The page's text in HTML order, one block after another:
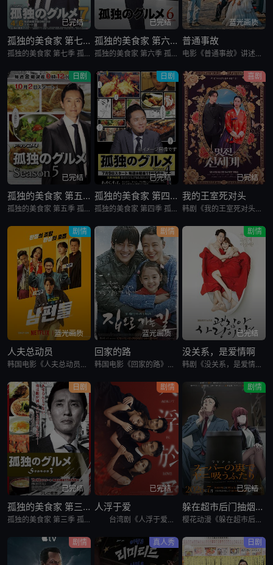
已完结
孤独的美食家 第七季
孤独的美食家 第七季 孤独のグルメ Season7是2018上映的剧情日剧。2012年1月，深夜开始悄悄播放的“孤独的美食家”终于迎来第7季了！众所周知，上季season 6从大阪的味道开始播出，但这次season 7重返初心，并开始与市井中不为人知的奇妙美食相遇。在“孤独的
已完结
孤独的美食家 第六季
孤独的美食家 第六季 孤独のグルメ Season6是2017剧情日剧。由久住昌之创作、谷口治郎作画，从1994年到1996年在扶桑社《月刊PANJA》杂志上连载的漫画。 讲述的是一名个人经营进口杂货商店的男子井之头五郎，在工作间隙前往餐馆当中吃饭的场景的故事。
蓝光画质
普通事故
电影《普通事故》讲述了，一场看似微不足道的事故，却引发连锁反应，导致事态不断升级。
日剧
已完结
孤独的美食家 第五季
孤独的美食家 第五季 孤独のグルメ Season5是2015剧情日剧。松重丰饰演的主人公井之头五郎，借工作之便在出差地周边的美食店驻足，自由享用想吃的美食并度过自在时光。《孤独的美食家 第五季》就是这样的一档美食纪录片。 五郎叔的食相实在是太诱人
日剧
已完结
孤独的美食家 第四季
孤独的美食家 第四季 孤独のグルメ Season4是2014剧情日剧。美食漫画《孤独的美食家》在改编真人日剧后大受欢迎，现在日剧《孤独的美食家4》宣布将从7月9日起在东京电视台播出，主人公井之头五郎继续由演员松重丰饰演。
喜剧
已完结
我的王室死对头
韩剧《我的王室死对头》讲述了，朝鲜时代恶名昭彰的妖妃姜丹心（林智妍 饰）被赐死后，灵魂意外穿越附身到2026年一名无名女演员申瑞莉身上。正当她决心在现代重活一次、远离男人时，却遇上了被称为“资本主义怪
剧情
蓝光画质
人夫总动员
韩国电影《人夫总动员》讲述了，资深缉毒警黄忠植被困多年的贩毒团伙突然反扑，前妻诗奈惨遭绑架，沦为犯罪组织要挟他的筹码。摆在他面前的，只有一条险路：和诗奈的现任丈夫李敏锡联手救人。李敏锡看似是文弱的兽医
剧情
蓝光画质
回家的路
韩国电影《回家的路》讲述了，金宗裴（高修 饰）和宋静妍（全度妍 饰）是一对平凡的夫妇，他们共同经营一家汽车修理店，并育有可爱的女儿慧琳。生活固然快乐，但是不免狂风暴雨的侵袭。宗裴曾给朋友秀载作担保，但
剧情
已完结
没关系，是爱情啊
韩剧《没关系，是爱情啊》由《那年冬天，风在吹》的金奎泰导演和卢熙京编剧再次合作打造，是一部关于精神医学的电视剧。赵寅成饰演在强迫症的折磨下生活的推理小说家兼广播DJ张载烈，孔孝真出演在大学医院精神科里
日剧
已完结
孤独的美食家 第三季
孤独的美食家 第三季 孤独のグルメ Season3是2013日本剧情日剧。久违的吃货五郎又回来了！个体杂货商店的老板井之头五郎（松重丰 Yutaka Matsushige 饰）将在这个夏天不仅继续为千奇百怪的客人搜寻各种稀奇古怪的玩意儿
剧情
已完结
人浮于爱
台湾剧《人浮于爱》改编自侯文咏的同名小说，故事围绕“爱情”主题，因为爱煽动着剧中主角与无数的恋人们，不惜冒着溺毙的危险，前仆后继，只为跳进湍急的河水里，谈一场载浮载沉的爱情。
剧情
已完结
躲在超市后门抽烟的两人
樱花动漫《躲在超市后门抽烟的两人》讲述了，每天过着社畜生活的上班族佐佐木，唯一的慰藉就是常去超市的收银员山田。某天疲惫不堪的他再次前往超市寻求治愈，却发现山田刚好不在。郁闷的他试图通过抽烟缓解压力，却
剧情 真人秀 日剧